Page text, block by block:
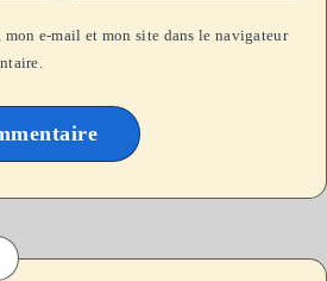
mon e-mail et mon site dans le navigateur